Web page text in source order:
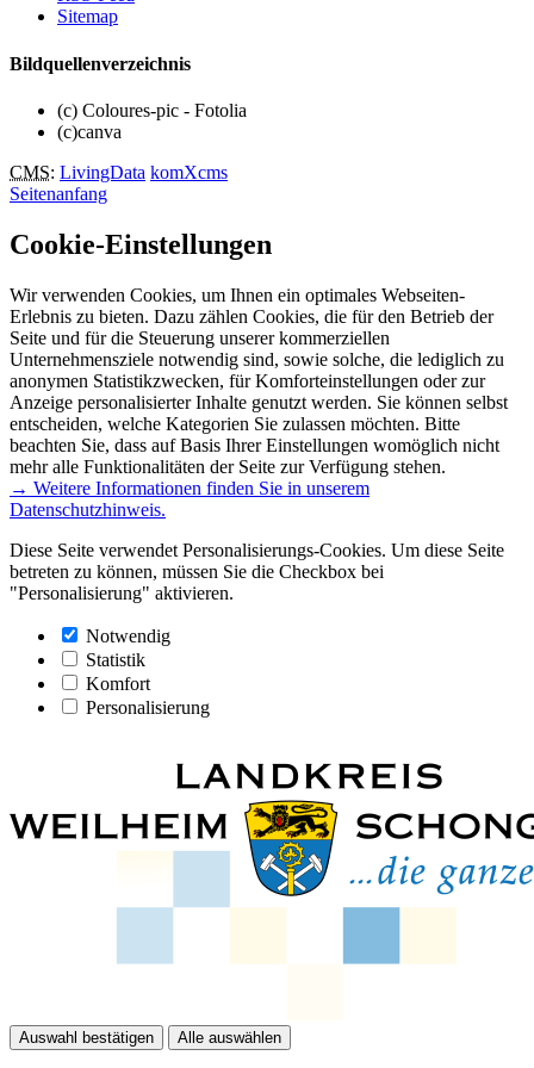
Sitemap
Bildquellenverzeichnis
(c) Coloures-pic - Fotolia
(c)canva
CMS: LivingData komXcms
Seitenanfang
Cookie-Einstellungen
Wir verwenden Cookies, um Ihnen ein optimales Webseiten-
Erlebnis zu bieten. Dazu zählen Cookies, die für den Betrieb der
Seite und für die Steuerung unserer kommerziellen
Unternehmensziele notwendig sind, sowie solche, die lediglich zu
anonymen Statistikzwecken, für Komforteinstellungen oder zur
Anzeige personalisierter Inhalte genutzt werden. Sie können selbst
entscheiden, welche Kategorien Sie zulassen möchten. Bitte
beachten Sie, dass auf Basis Ihrer Einstellungen womöglich nicht
mehr alle Funktionalitäten der Seite zur Verfügung stehen.
→ Weitere Informationen finden Sie in unserem
Datenschutzhinweis.
Diese Seite verwendet Personalisierungs-Cookies. Um diese Seite
betreten zu können, müssen Sie die Checkbox bei
"Personalisierung" aktivieren.
Notwendig
Statistik
Komfort
Personalisierung
Auswahl bestätigen Alle auswählen